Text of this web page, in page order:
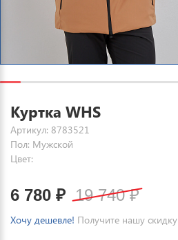
Куртка WHS
Артикул: 8783521
Пол: Мужской
Цвет:
6 780 ₽ 19 740₽
Хочу дешевле! Получите нашу скидку